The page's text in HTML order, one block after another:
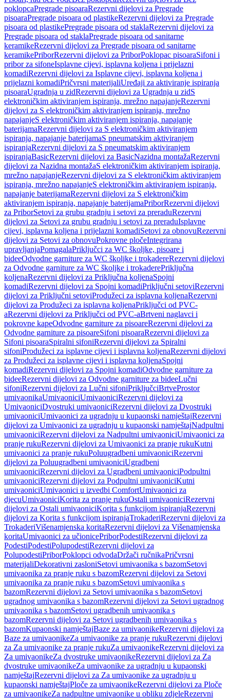
poklopcaPregrade pisoaraRezervni dijelovi za Pregrade
pisoaraPregrade pisoara od plastikeRezervni dijelovi za Pregrade
pisoara od plastikePregrade pisoara od staklaRezervni dijelovi za
Pregrade pisoara od staklaPregrade pisoara od sanitarne
keramikeRezervni dijelovi za Pregrade pisoara od sanitarne
keramikePriborRezervni dijelovi za PriborPoklopac pisoaraSifoni i
pribor za sifoneIsplavne cijevi, isplavna koljena i prijelazni
komadiRezervni dijelovi za Isplavne cijevi, isplavna koljena i
prijelazni komadiPričvrsni materijaliUređaji za aktiviranje ispiranja
pisoaraUgradnja u zidRezervni dijelovi za Ugradnja u zidS
elektroničkim aktiviranjem ispiranja, mrežno napajanjeRezervni
dijelovi za S elektroničkim aktiviranjem ispiranja, mrežno
napajanjeS elektroničkim aktiviranjem ispiranja, napajanje
baterijamaRezervni dijelovi za S elektroničkim aktiviranjem
ispiranja, napajanje baterijamaS pneumatskim aktiviranjem
ispiranjaRezervni dijelovi za S pneumatskim aktiviranjem
ispiranjaBasicRezervni dijelovi za BasicNazidna montažaRezervni
dijelovi za Nazidna montažaS elektroničkim aktiviranjem ispiranja,
mrežno napajanjeRezervni dijelovi za S elektroničkim aktiviranjem
ispiranja, mrežno napajanjeS elektroničkim aktiviranjem ispiranja,
napajanje baterijamaRezervni dijelovi za S elektroničkim
aktiviranjem ispiranja, napajanje baterijamaPriborRezervni dijelovi
za PriborSetovi za grubu gradnju i setovi za preraduRezervni
dijelovi za Setovi za grubu gradnju i setovi za preraduIsplavne
cijevi, isplavna koljena i prijelazni komadiSetovi za obnovuRezervni
dijelovi za Setovi za obnovuPokrovne pločeIntegrirana
upravljanjaPomagalaPriključci za WC školjke, pisoare i
bideeOdvodne garniture za WC školjke i trokadereRezervni dijelovi
za Odvodne garniture za WC školjke i trokaderePriključna
koljenaRezervni dijelovi za Priključna koljenaSpojni
komadiRezervni dijelovi za Spojni komadiPriključni setoviRezervni
dijelovi za Priključni setoviProdužeci za isplavna koljenaRezervni
dijelovi za Produžeci za isplavna koljenaPriključci od PVC-
aRezervni dijelovi za Priključci od PVC-aBrtveni naglavci i
pokrovne kapeOdvodne garniture za pisoareRezervni dijelovi za
Odvodne garniture za pisoareSifoni pisoaraRezervni dijelovi za
Sifoni pisoaraSpiralni sifoniRezervni dijelovi za Spiralni
sifoniProdužeci za isplavne cijevi i isplavna koljenaRezervni dijelovi
za Produžeci za isplavne cijevi i isplavna koljenaSpojni
komadiRezervni dijelovi za Spojni komadiOdvodne garniture za
bideeRezervni dijelovi za Odvodne garniture za bideeLučni
sifoniRezervni dijelovi za Lučni sifoniPriključciBrtveProstor
umivaonikaUmivaoniciUmivaoniciRezervni dijelovi za
UmivaoniciDvostruki umivaoniciRezervni dijelovi za Dvostruki
umivaoniciUmivaonici za ugradnju u kupaonski namještajRezervni
dijelovi za Umivaonici za ugradnju u kupaonski namještajNadpultni
umivaoniciRezervni dijelovi za Nadpultni umivaoniciUmivaonici za
pranje rukuRezervni dijelovi za Umivaonici za pranje rukuKutni
umivaonici za pranje rukuPoluugradbeni umivaoniciRezervni
dijelovi za Poluugradbeni umivaoniciUgradbeni
umivaoniciRezervni dijelovi za Ugradbeni umivaoniciPodpultni
umivaoniciRezervni dijelovi za Podpultni umivaoniciKutni
umivaoniciUmivaonici u izvedbi ComfortUmivaonici za
djecuUmivaoniciKorita za pranje rukuOstali umivaoniciRezervni
dijelovi za Ostali umivaoniciKorita s funkcijom ispiranjaRezervni
dijelovi za Korita s funkcijom ispiranjaTrokaderiRezervni dijelovi za
TrokaderiVišenamjenska koritaRezervni dijelovi za Višenamjenska
koritaUmivaonici za učionicePriborPodestiRezervni dijelovi za
PodestiPodestiPolupodestiRezervni dijelovi za
PolupodestiPriborPoklopci odvodaDržači ručnikaPričvrsni
materijaliDekorativni zasloniSetovi umivaonika s bazomSetovi
umivaonika za pranje ruku s bazomRezervni dijelovi za Setovi
umivaonika za pranje ruku s bazomSetovi umivaonika s
bazomRezervni dijelovi za Setovi umivaonika s bazomSetovi
ugradnog umivaonika s bazomRezervni dijelovi za Setovi ugradnog
umivaonika s bazomSetovi ugradbenih umivaonika s
bazomRezervni dijelovi za Setovi ugradbenih umivaonika s
bazomKupaonski namještajBaze za umivaonikeRezervni dijelovi za
Baze za umivaonikeZa umivaonike za pranje rukuRezervni dijelovi
za Za umivaonike za pranje rukuZa umivaonikeRezervni dijelovi za
Za umivaonikeZa dvostruke umivaonikeRezervni dijelovi za Za
dvostruke umivaonikeZa umivaonike za ugradnju u kupaonski
namještajRezervni dijelovi za Za umivaonike za ugradnju u
kupaonski namještajPloče za umivaonikeRezervni dijelovi za Ploče
za umivaonikeZa nadpultne umivaonike u obliku zdjeleRezervni